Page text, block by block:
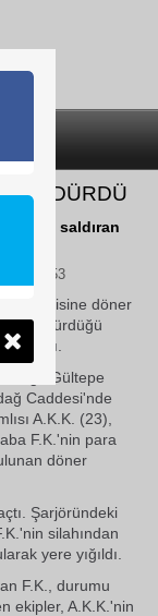
ÖLDÜRDÜ
ile saldıran
14:53
kendisine döner
öldürdüğü
çıktı.
bağlı Gültepe
Caddesi'nde
A.K.K. (23),
F.K.'nin para
döner
Şarjöründeki
silahından
yere yığıldı.
F.K., durumu
ekipler, A.K.K.'nin